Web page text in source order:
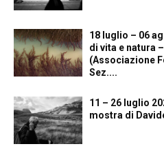
18 luglio – 06
di vita e natura
(Associazione
Sez....
11 – 26 luglio
mostra di